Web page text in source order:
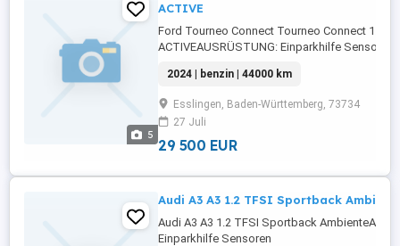
5
ACTIVE
Ford Tourneo Connect Tourneo Connect 1.5
ACTIVEAUSRÜSTUNG: Einparkhilfe Sensoren
geeignet,Airbag ...
2024 | benzin | 44000 km
Esslingen, Baden-Württemberg, 73734
27 Juli
29 500 EUR
Audi A3 A3 1.2 TFSI Sportback
Audi A3 A3 1.2 TFSI Sportback
Einparkhilfe Sensoren